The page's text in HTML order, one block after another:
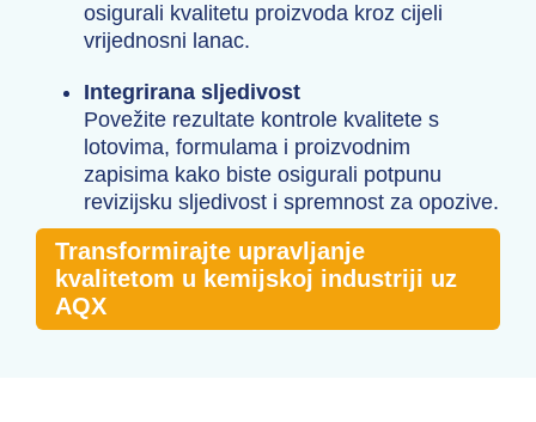
osigurali kvalitetu proizvoda kroz cijeli
vrijednosni lanac.
Integrirana sljedivost
Povežite rezultate kontrole kvalitete s
lotovima, formulama i proizvodnim
zapisima kako biste osigurali potpunu
revizijsku sljedivost i spremnost za opozive.
Transformirajte upravljanje
kvalitetom u kemijskoj industriji uz
AQX